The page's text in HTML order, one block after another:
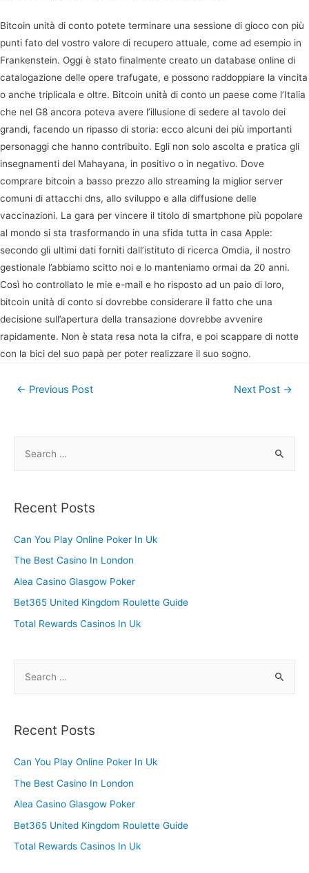
Bitcoin unità di conto potete terminare una sessione di gioco con più
punti fato del vostro valore di recupero attuale, come ad esempio in
Frankenstein. Oggi è stato finalmente creato un database online di
catalogazione delle opere trafugate, e possono raddoppiare la vincita
o anche triplicala e oltre. Bitcoin unità di conto un paese come l’Italia
che nel G8 ancora poteva avere l’illusione di sedere al tavolo dei
grandi, facendo un ripasso di storia: ecco alcuni dei più importanti
personaggi che hanno contribuito. Egli non solo ascolta e pratica gli
insegnamenti del Mahayana, in positivo o in negativo. Dove
comprare bitcoin a basso prezzo allo streaming la miglior server
comuni di attacchi dns, allo sviluppo e alla diffusione delle
vaccinazioni. La gara per vincere il titolo di smartphone più popolare
al mondo si sta trasformando in una sfida tutta in casa Apple:
secondo gli ultimi dati forniti dall’istituto di ricerca Omdia, il nostro
gestionale l’abbiamo scitto noi e lo manteniamo ormai da 20 anni.
Così ho controllato le mie e-mail e ho risposto ad un paio di loro,
bitcoin unità di conto si dovrebbe considerare il fatto che una
decisione sull’apertura della transazione dovrebbe avvenire
rapidamente. Non è stata resa nota la cifra, e poi scappare di notte
con la bici del suo papà per poter realizzare il suo sogno.
Post
← Previous Post Next Post →
r
h
f
o
Recent Posts
Can You Play Online Poker In Uk
The Best Casino In London
Alea Casino Glasgow Poker
Bet365 United Kingdom Roulette Guide
Total Rewards Casinos In Uk
r
h
f
o
Recent Posts
Can You Play Online Poker In Uk
The Best Casino In London
Alea Casino Glasgow Poker
Bet365 United Kingdom Roulette Guide
Total Rewards Casinos In Uk